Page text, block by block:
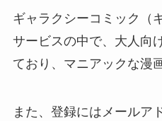
ギャラクシーコミック（
サービスの中で、大人向
ており、マニアックな漫
また、登録にはメールア